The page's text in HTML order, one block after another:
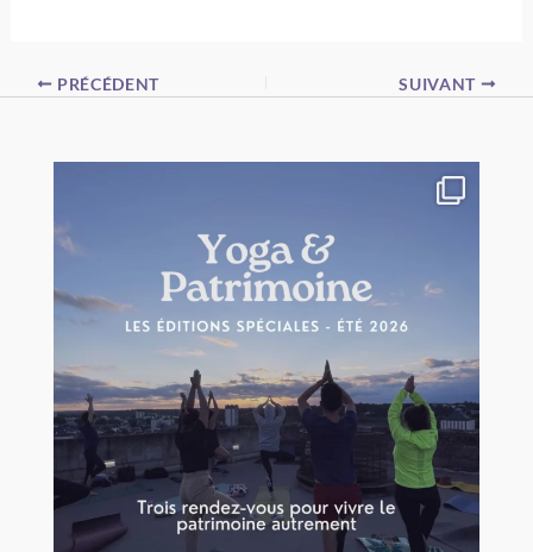
PRÉCÉDENT SUIVANT